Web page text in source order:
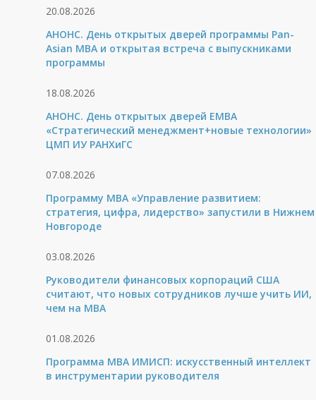
20.08.2026
АНОНС. День открытых дверей программы Pan-
Asian MBA и открытая встреча с выпускниками
программы
18.08.2026
АНОНС. День открытых дверей ЕМВА
«Стратегический менеджмент+новые технологии»
ЦМП ИУ РАНХиГС
07.08.2026
Программу MBA «Управление развитием:
стратегия, цифра, лидерство» запустили в Нижнем
Новгороде
03.08.2026
Руководители финансовых корпораций США
считают, что новых сотрудников лучше учить ИИ,
чем на МВА
01.08.2026
Программа MBA ИМИСП: искусственный интеллект
в инструментарии руководителя